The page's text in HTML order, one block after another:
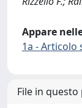
Appare
1a - Articolo
File in